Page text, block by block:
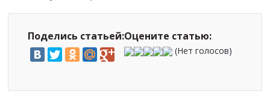
Поделись статьей:Оцените статью:
(Нет голосов)